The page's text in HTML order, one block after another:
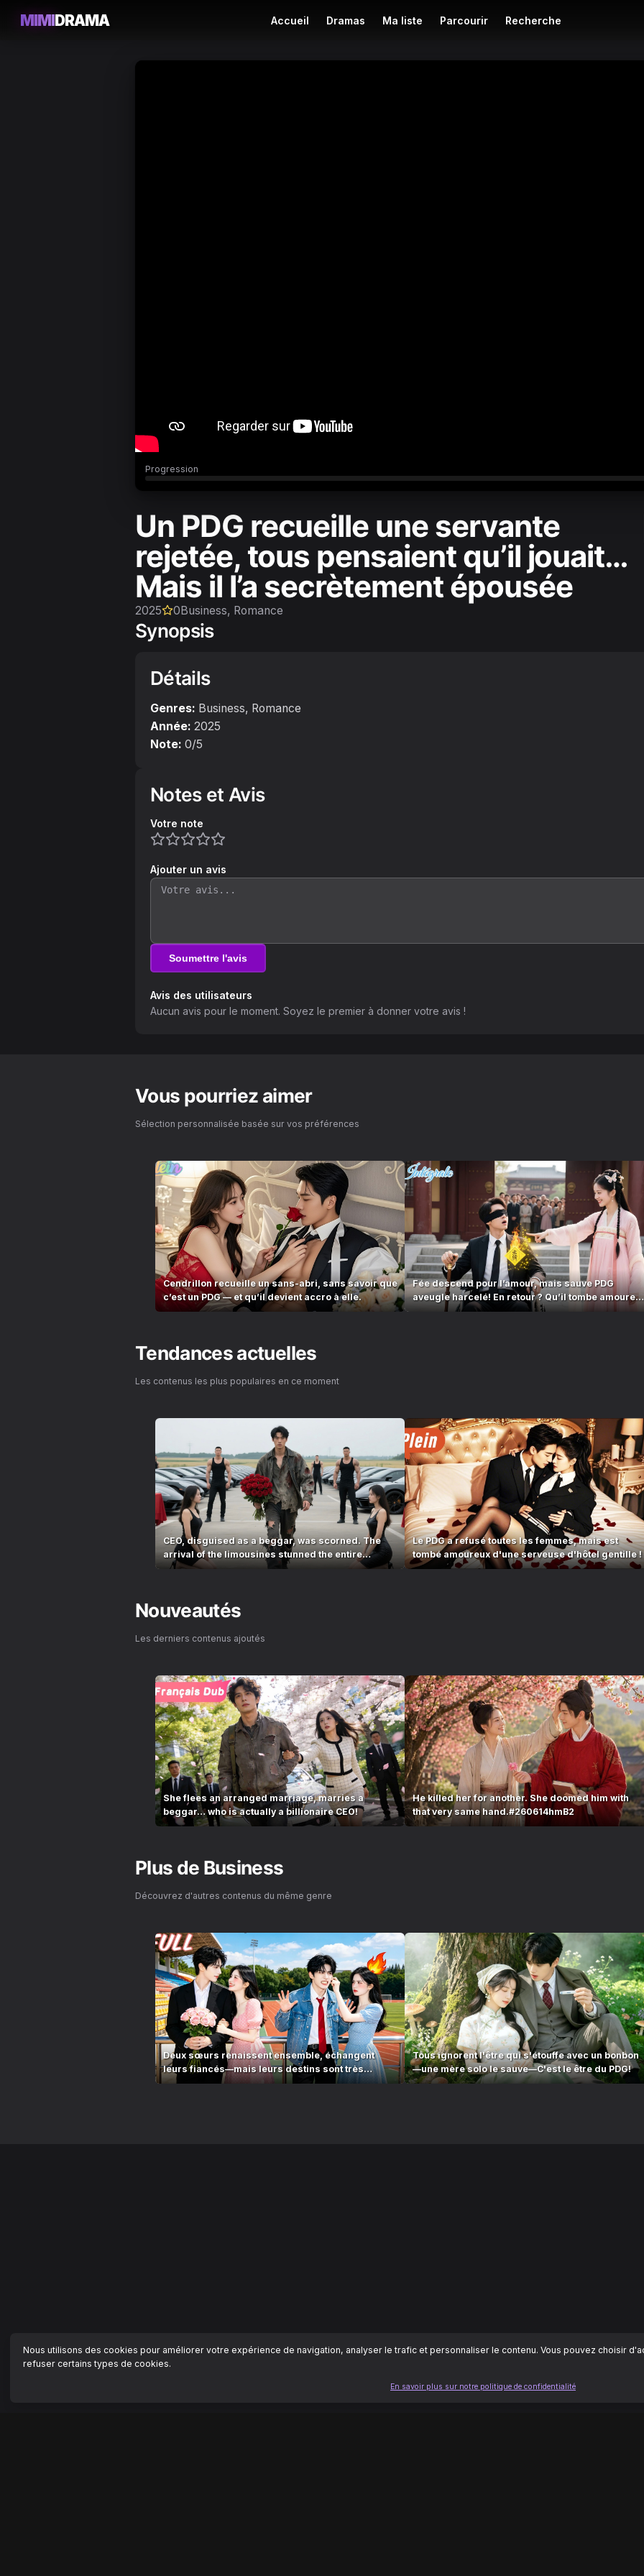
MIMIDRAMA Accueil Dramas Ma liste Parcourir Recherche
Progression
Un PDG recueille une servante
rejetée, tous pensaient qu’il jouait…
Mais il l’a secrètement épousée
2025 0Business, Romance
Synopsis
Détails
Genres: Business, Romance
Année: 2025
Note: 0/5
Notes et Avis
Votre note
Ajouter un avis
Soumettre l'avis
Avis des utilisateurs
Aucun avis pour le moment. Soyez le premier à donner votre avis !
Vous pourriez aimer
Sélection personnalisée basée sur vos préférences
Cendrillon recueille un sans-abri, sans savoir que
c’est un PDG — et qu’il devient accro à elle.
Fée descend pour l’amour, mais sauve PDG
aveugle harcelé! En retour ? Qu’il tombe
Tendances actuelles
Les contenus les plus populaires en ce moment
CEO, disguised as a beggar, was scorned. The
arrival of the limousines stunned the entire
village!
Le PDG a refusé toutes les femmes, mais est
tombé amoureux d'une serveuse d'hôtel gentille !
Nouveautés
Les derniers contenus ajoutés
She flees an arranged marriage, marries a
beggar… who is actually a billionaire CEO!
He killed her for another. She doomed him with
that very same hand.#260614hmB2
Plus de Business
Découvrez d'autres contenus du même genre
Deux sœurs renaissent ensemble, échangent
leurs fiancés—mais leurs destins sont très
différents
Tous ignorent l'être qui s'étouffe avec un bonbon
—une mère solo le sauve—C'est le être du PDG!
Nous utilisons des cookies pour améliorer votre expérience de navigation, analyser le trafic et personnaliser le contenu. Vous pouvez choisir
refuser certains types de cookies.
En savoir plus sur notre politique de confidentialité